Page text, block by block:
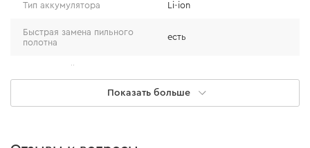
Тип аккумулятора Li-ion
Быстрая замена пильного
полотна
есть
Защита от случайного
включения
Показать больше